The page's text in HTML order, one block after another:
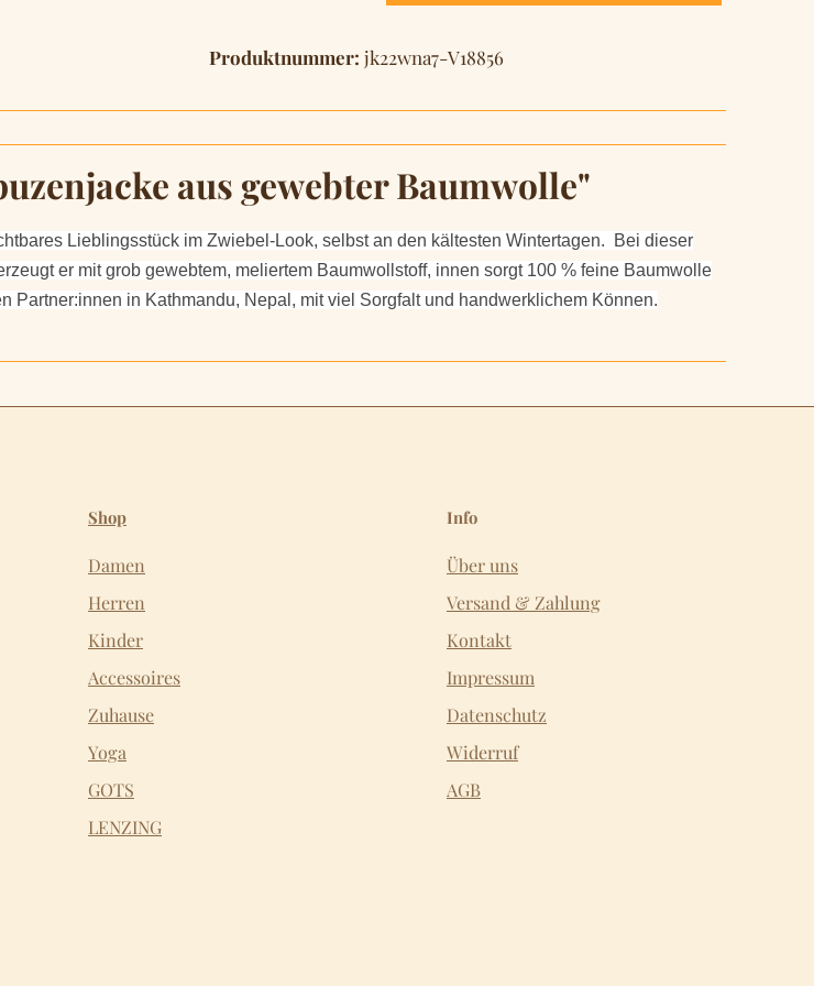
Produktnummer: jk22wna7-V18856
aus gewebter Baumwolle"
Lieblingsstück im Zwiebel-Look, selbst an den kältesten Wintertagen. Bei dieser
er mit grob gewebtem, meliertem Baumwollstoff, innen sorgt 100 % feine Baumwolle
Partner:innen in Kathmandu, Nepal, mit viel Sorgfalt und handwerklichem Können.
Shop
Damen
Herren
Kinder
Accessoires
Zuhause
Yoga
GOTS
LENZING
Info
Über uns
Versand & Zahlung
Kontakt
Impressum
Datenschutz
Widerruf
AGB